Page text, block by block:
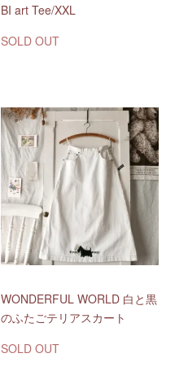
BI art Tee/XXL
SOLD OUT
WONDERFUL WORLD 白と黒
のふたごテリアスカート
SOLD OUT